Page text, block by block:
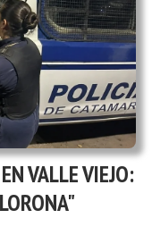
VALLE VIEJO: